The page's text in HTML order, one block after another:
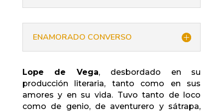
ENAMORADO CONVERSO
Lope de Vega, desbordado en su
producción literaria, tanto como en sus
amores y en su vida. Tuvo tanto de loco
como de genio, de aventurero y sátrapa,